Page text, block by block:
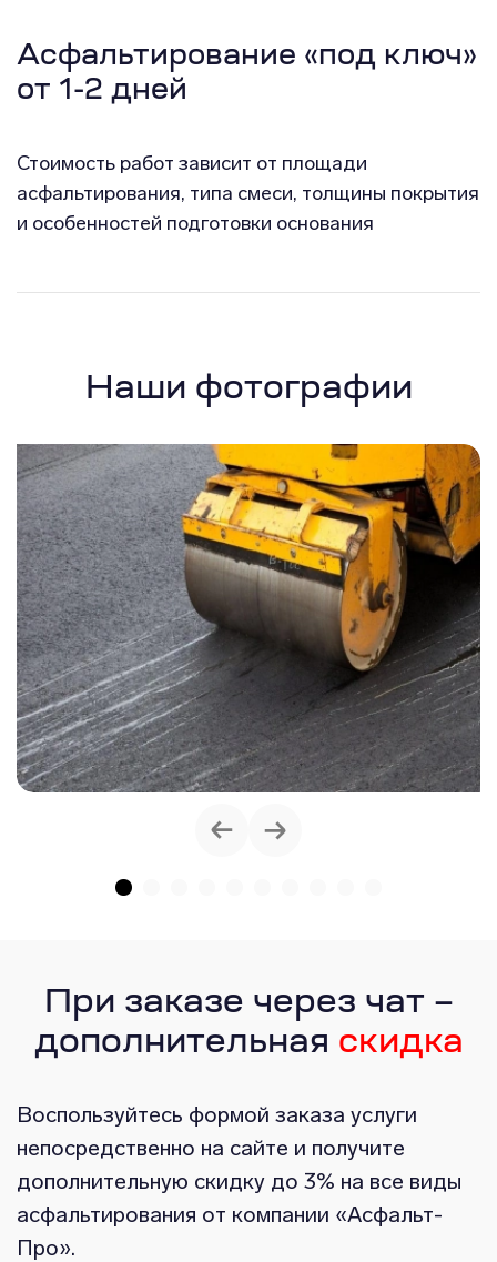
Асфальтирование «под ключ»
от 1-2 дней
Стоимость работ зависит от площади
асфальтирования, типа смеси, толщины покрытия
и особенностей подготовки основания
Наши фотографии
При заказе через чат –
дополнительная скидка
Воспользуйтесь формой заказа услуги
непосредственно на сайте и получите
дополнительную скидку до 3% на все виды
асфальтирования от компании «Асфальт-
Про».